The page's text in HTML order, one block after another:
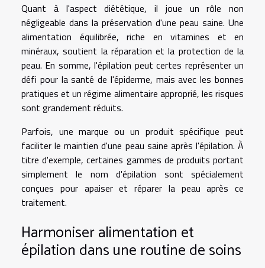
Quant à l'aspect diététique, il joue un rôle non
négligeable dans la préservation d'une peau saine. Une
alimentation équilibrée, riche en vitamines et en
minéraux, soutient la réparation et la protection de la
peau. En somme, l'épilation peut certes représenter un
défi pour la santé de l'épiderme, mais avec les bonnes
pratiques et un régime alimentaire approprié, les risques
sont grandement réduits.
Parfois, une marque ou un produit spécifique peut
faciliter le maintien d'une peau saine après l'épilation. À
titre d'exemple, certaines gammes de produits portant
simplement le nom d'épilation sont spécialement
conçues pour apaiser et réparer la peau après ce
traitement.
Harmoniser alimentation et
épilation dans une routine de soins